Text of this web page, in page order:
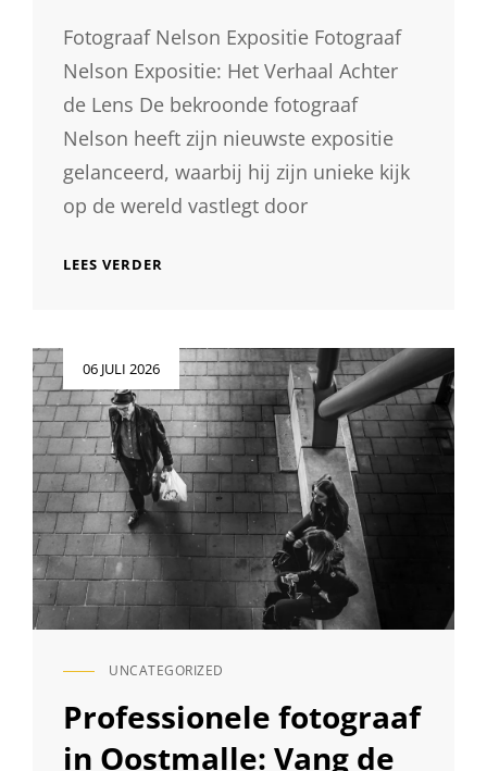
Fotograaf Nelson Expositie Fotograaf
Nelson Expositie: Het Verhaal Achter
de Lens De bekroonde fotograaf
Nelson heeft zijn nieuwste expositie
gelanceerd, waarbij hij zijn unieke kijk
op de wereld vastlegt door
LEES VERDER
NELSON:
EEN
VISUELE
REIS
DOOR
ZIJN
LENS
Geplaatst
op
06 JULI 2026
CAT
UNCATEGORIZED
Professionele fotograaf
in Oostmalle: Vang de